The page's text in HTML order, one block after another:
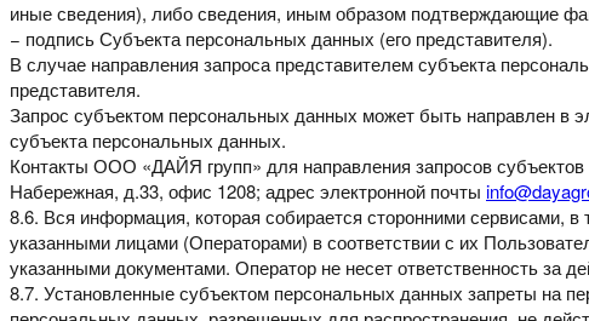
иные сведения), либо сведения, инымобразом подтверждающие
− подпись Субъекта персональных данных (его представителя).
В случае направления запроса представителем субъекта
представителя.
Запрос субъектом персональных данных может быть направлен в
субъекта персональных данных.
Контакты ООО «ДАЙЯ групп» для направления запросов субъектов
Набережная, д.33, офис 1208; адрес электронной почты
8.6. Вся информация, которая собирается сторонними сервисами, в
указанными лицами (Операторами) в соответствиис их
указанными документами. Оператор не несет ответственность за
8.7. Установленные субъектом персональных данных запреты на